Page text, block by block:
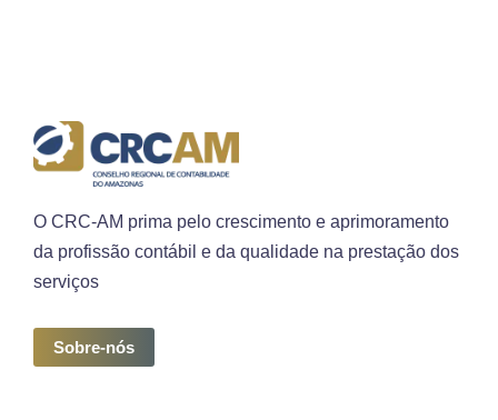
O CRC-AM prima pelo crescimento e aprimoramento
da profissão contábil e da qualidade na prestação dos
serviços
Sobre-nós